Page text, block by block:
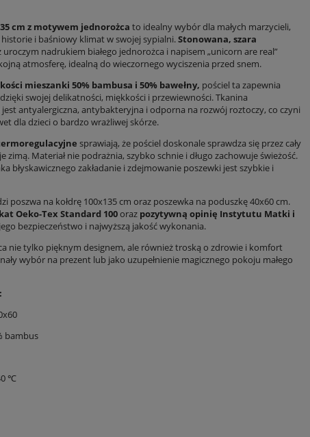
cm z motywem jednorożca to idealny wybór dla małych marzycieli,
i baśniowy klimat w swojej sypialni.Stonowana, szara
uroczym nadrukiem białego jednorożca i napisem „unicorn are real”
atmosferę, idealną do wieczornego wyciszenia przed snem.
mieszanki 50% bambusa i 50% bawełny, pościel ta zapewnia
swojej delikatności, miękkości i przewiewności. Tkanina
antyalergiczna, antybakteryjna i odporna na rozwój roztoczy, co czyni
dla dzieci o bardzo wrażliwej skórze.
sprawiają, że pościel doskonale sprawdza się przez cały
zimą. Materiał nie podrażnia, szybko schnie i długo zachowuje świeżość.
błyskawicznego zakładanie i zdejmowanie poszewki jest szybkie i
poszwa na kołdrę 100x135 cm oraz poszewka na poduszkę 40x60 cm.
Oeko-Tex Standard 100oraz pozytywną opinię Instytutu Matki i
bezpieczeństwo i najwyższą jakość wykonania.
nie tylko pięknym designem, ale również troską o zdrowie i komfort
wybór na prezent lub jako uzupełnienie magicznego pokoju małego
bambus
℃